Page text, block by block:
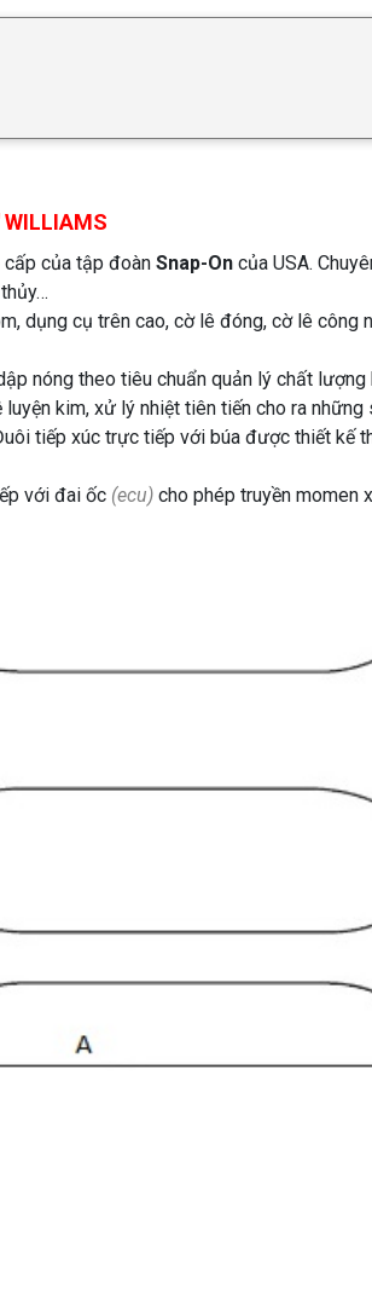
cấp của tập đoàn Snap-On của USA.
dụng cụ trên cao, cờ lê đóng, cờ lê công
nóng theo tiêu chuẩn quản lý chất
kim, xử lý nhiệt tiên tiến cho ra
tiếp xúc trực tiếp với búa được thiết kế
với đai ốc (ecu) cho phép truyền momen